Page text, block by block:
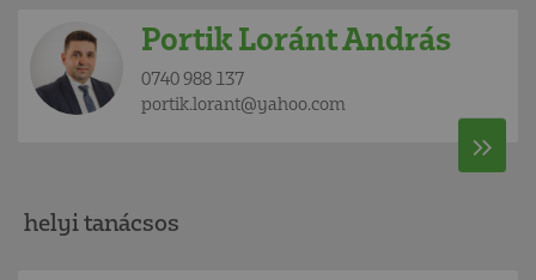
Portik Loránt András
0740 988 137
portik.lorant@yahoo.com
helyi tanácsos